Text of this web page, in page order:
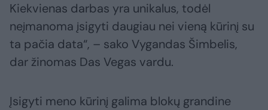
Kiekvienas darbas yra unikalus, todėl
neįmanoma įsigyti daugiau nei vieną kūrinį su
ta pačia data“, – sako Vygandas Šimbelis,
dar žinomas Das Vegas vardu.
Įsigyti meno kūrinį galima blokų grandine